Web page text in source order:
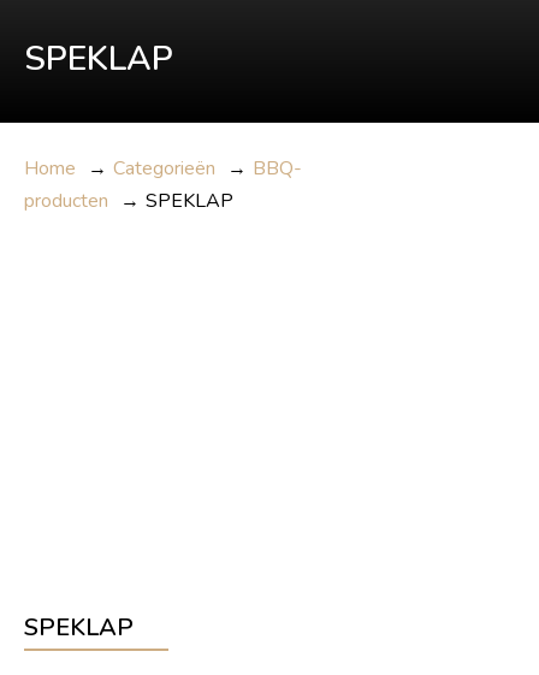
SPEKLAP
Home → Categorieën → BBQ-
producten
→ SPEKLAP
SPEKLAP